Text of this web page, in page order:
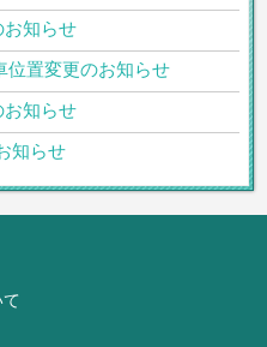
お知らせ
置変更のお知らせ
お知らせ
知らせ